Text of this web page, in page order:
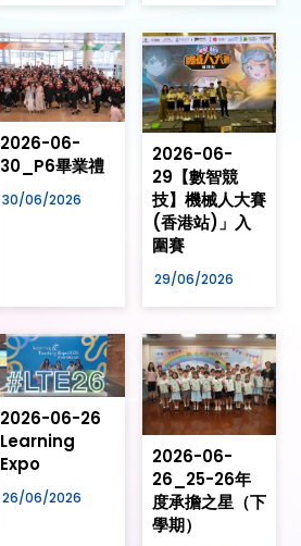
2026-06-
30_P6畢業禮
30/06/2026
2026-06-
29【數智競
技】機械人大賽
(香港站)」入
圍賽
29/06/2026
2026-06-26
Learning
Expo
26/06/2026
2026-06-
26_25-26年
度承擔之星（下
學期）